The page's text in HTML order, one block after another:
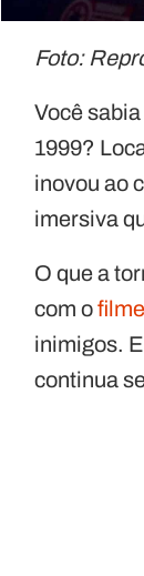
Foto:
Você
1999?
inovou ao
imersiva
O que a
com ofilme
inimigos.
continua